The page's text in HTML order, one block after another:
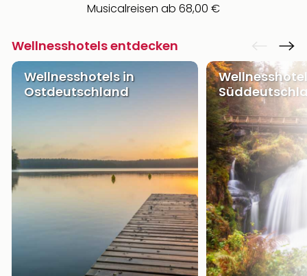
Musicalreisen ab 68,00 €
Wellnesshotels entdecken
Wellnesshotels in
Ostdeutschland